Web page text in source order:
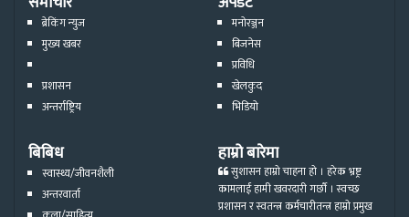
ब्रेकिंग न्युज
मुख्य खबर
प्रशासन
अन्तर्राष्ट्रिय
मनोरञ्जन
बिजनेस
प्रविधि
खेलकुद
भिडियो
बिबिध
स्वास्थ्य/जीवनशैली
अन्तरवार्ता
हाम्रो बारेमा
सुशासन हाम्रो चाहना हो । हरेक भ्रष्ट्र
कामलाई हामी खवरदारी गर्छौ । स्वच्छ
प्रशासन र स्वतन्त्र कर्मचारीतन्त्र हाम्रो प्रमुख